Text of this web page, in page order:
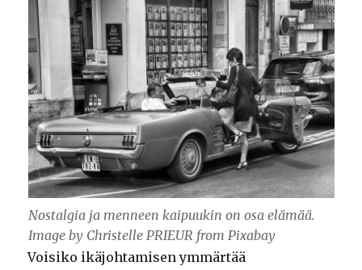
Nostalgia ja menneen kaipuukin on osa elämää.
Image by Christelle PRIEUR from Pixabay
Voisiko ikäjohtamisen ymmärtää